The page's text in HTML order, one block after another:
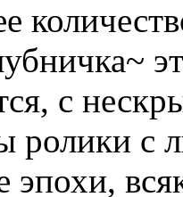
с
ролики с